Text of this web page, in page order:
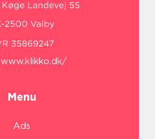
www.klikko.dk/
Menu
Ads